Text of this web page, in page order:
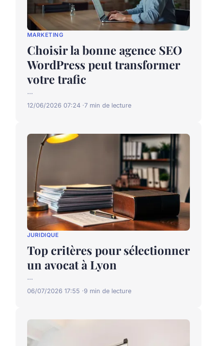
MARKETING
Choisir la bonne agence SEO
WordPress peut transformer
votre trafic
...
12/06/2026 07:24 7 min de lecture
JURIDIQUE
Top critères pour sélectionner
un avocat à Lyon
...
06/07/2026 17:55 9 min de lecture